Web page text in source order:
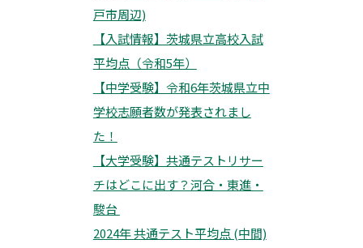
戸市周辺)
【入試情報】茨城県立高校入試
平均点（令和5年）
【中学受験】令和6年茨城県立中
学校志願者数が発表されまし
た！
【大学受験】共通テストリサー
チはどこに出す？河合・東進・
駿台
2024年 共通テスト平均点 (中間)